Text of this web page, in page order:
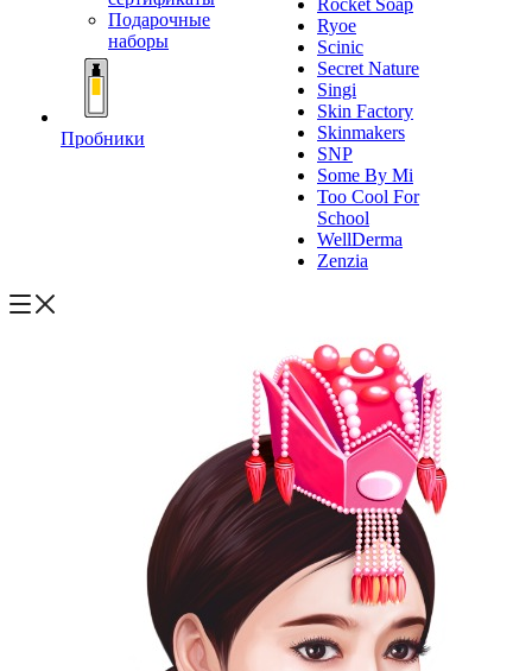
Подарочные
наборы
Пробники
Rocket Soap
Ryoe
Scinic
Secret Nature
Singi
Skin Factory
Skinmakers
SNP
Some By Mi
Too Cool For
School
WellDerma
Zenzia